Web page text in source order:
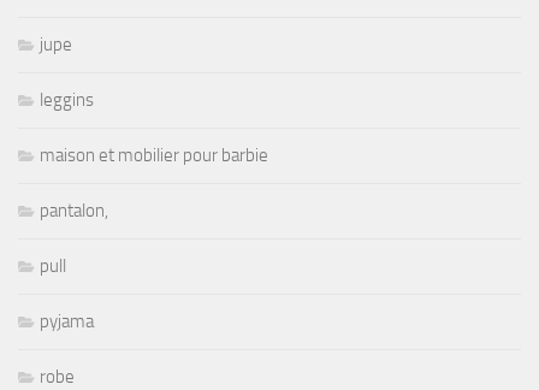
jupe
leggins
maison et mobilier pour barbie
pantalon,
pull
pyjama
robe